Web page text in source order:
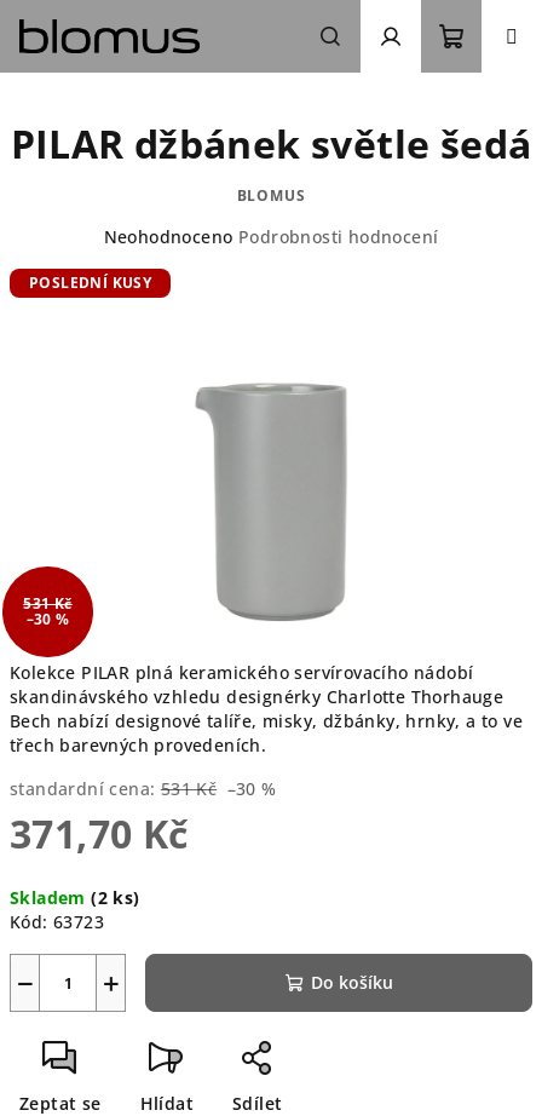
obsah
Hledat Přihlášení
košík
Kolekce PILAR plná keramického servírovacího nádobí
skandinávského vzhledu designérky Charlotte Thorhauge
Bech nabízí designové talíře, misky, džbánky, hrnky, a to ve
třech barevných provedeních.
standardní cena: 531 Kč –30 %
371,70 Kč
cena:
Skladem(2 ks)
Kód: 63723
+
− Do košíku
Zeptat se Hlídat Sdílet
PILAR džbánek světle šedá
BLOMUS
Průměrné
produktu
Neohodnoceno Podrobnosti hodnocení
POSLEDNÍ KUSY
531 Kč
–30 %